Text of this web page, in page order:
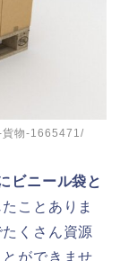
物-1665471/
ビニール袋と
たことありま
くさん資源
ができませ